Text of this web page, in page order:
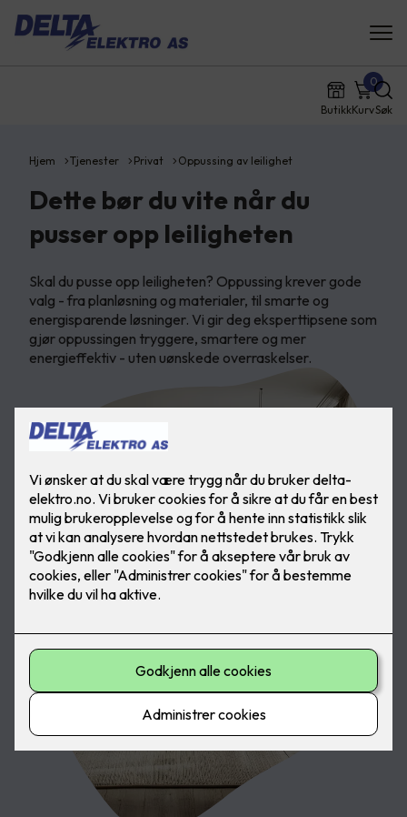
ButikkKurv
0
Søk
Hjem Tjenester Privat Oppussing av leilighet
Dette bør du vite når du
pusser opp leiligheten
Skal du pusse opp leiligheten? Oppussing krever gode
valg - fra planløsning og materialer, til smarte og
energisparende løsninger. Vi gir deg eksperttipsene som
gjør oppussingen tryggere, smartere og mer
energieffektiv - uten uønskede overraskelser.